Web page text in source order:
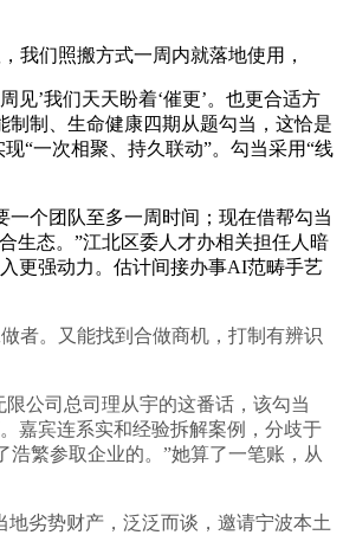
们照搬方式一周内就落地使用，
’我们天天盼着‘催更’。也更合适方
制、生命健康四期从题勾当，这恰是
“一次相聚、持久联动”。勾当采用“线
个团队至多一周时间；现在借帮勾当
生态。”江北区委人才办相关担任人暗
更强动力。估计间接办事AI范畴手艺
者。又能找到合做商机，打制有辨识
公司总司理从宇的这番话，该勾当
嘉宾连系实和经验拆解案例，分歧于
繁参取企业的。”她算了一笔账，从
劣势财产，泛泛而谈，邀请宁波本土